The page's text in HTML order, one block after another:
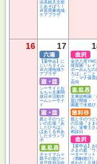
浜高校天文部
とあそぼう！
＠富岡東地域
ケアプラザ
16 17
【要申込】に
じいろタイム
＠六浦地域ケ
アプラザ
シーサイドお
もちゃ文庫開
放日＠活動ホ
ームシーサイ
ド
親と子のつど
いの広場『あ
したひろば』
ぱあくる＠あ
したタウンラ
ボ
チャイマム≪
親子の遊び≫
＠片吹自治会
金沢八景
保育園『レイ
ボーみんなの
ろば』とこと
こ・マナ保育
合同
文庫幼稚園「
遊び開放・・
園庭で水遊び」
親と子のつど
の広場『まま
わ』栄養士さ
相談日
【要申込】お
さまの庭「ウ
ーターマット
（感触遊び）」
＠わかくさ保